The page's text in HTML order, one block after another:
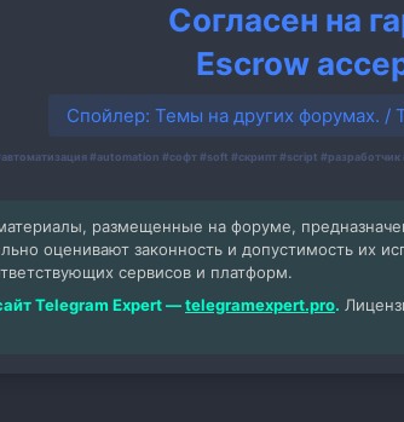
Согласен на
Escrow
Спойлер: Темы на других форумах. /
#automation #софт #soft #скрипт #script
размещенные на форуме,
оценивают законность и допустимость их
сервисов и платформ.
Telegram Expert —telegramexpert.pro.